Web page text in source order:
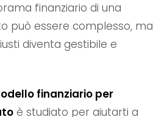
finanziario di una
può essere complesso, ma
diventa gestibile e
finanziario per
è studiato per aiutarti a